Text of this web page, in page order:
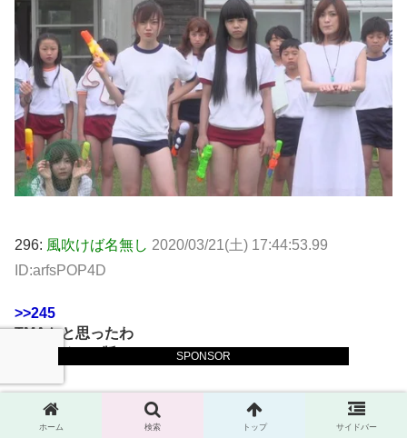
SPONSOR
296: 風吹けば名無し 2020/03/21(土) 17:44:53.99
ID:arfsPOP4D
>>245
TMAかと思ったわ
249:風吹けば名無し 2020/03/21(土) 17:41:20.13
ホーム 検索 トップ サイドバー